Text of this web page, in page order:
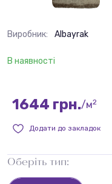
Виробник: Albayrak
В наявності
1644 грн./м2
Додати до закладок
Оберіть тип: